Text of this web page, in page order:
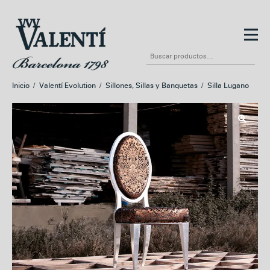
contenido
Inicio / Valentí Evolution / Sillones, Sillas y Banquetas / Silla Lugano